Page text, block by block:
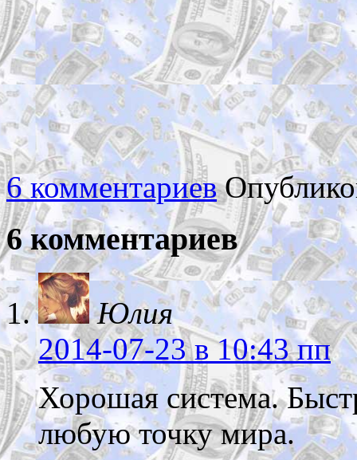
6 комментариев
6 комментариев
Юлия
2014-07-23в 10:43 пп
Хорошая система.
любую точку мира.